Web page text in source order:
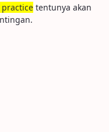
practice tentunya akan